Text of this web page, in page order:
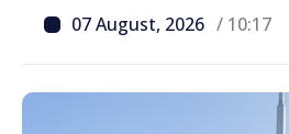
07 August, 2026 / 10:17